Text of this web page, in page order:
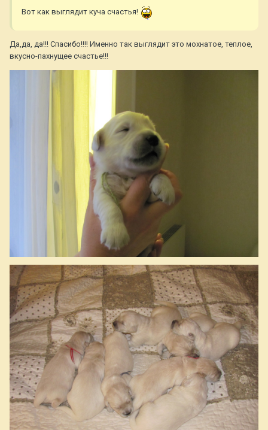
Вот как выглядит куча счастья!
Да,да, да!!! Спасибо!!!! Именно так выглядит это мохнатое, теплое,
вкусно-пахнущее счастье!!!